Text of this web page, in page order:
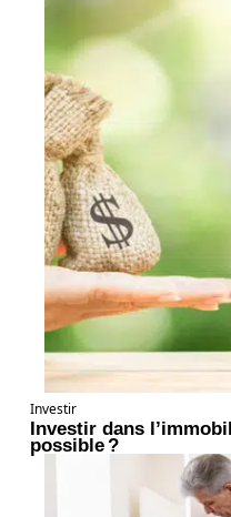
Investir
Investir dans
possible ?